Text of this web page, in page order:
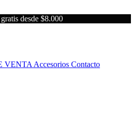
desde $8.000
VENTA Accesorios Contacto